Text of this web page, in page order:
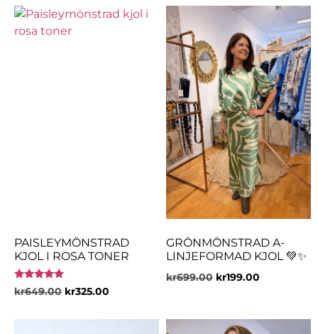
PAISLEYMÖNSTRAD
KJOL I ROSA TONER
Betygsatt
5.00
kr649.00 kr325.00
GRÖNMÖNSTRAD A-
LINJEFORMAD KJOL 💚✨
kr699.00 kr199.00